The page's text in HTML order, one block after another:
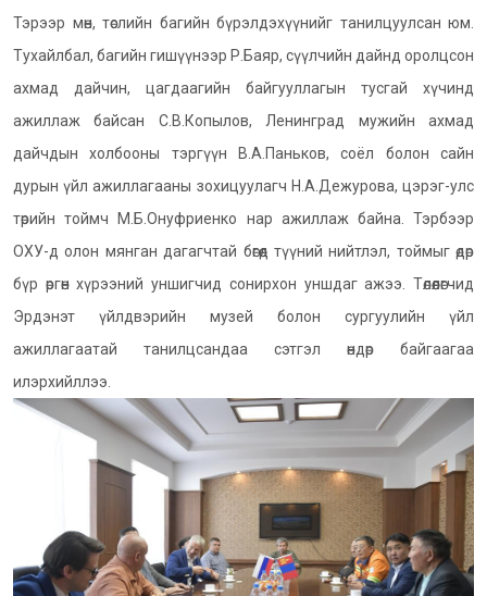
Тэрээр мөн, төслийн багийн бүрэлдэхүүнийг танилцуулсан юм.
Тухайлбал, багийн гишүүнээр Р.Баяр, сүүлчийн дайнд оролцсон
ахмад дайчин, цагдаагийн байгууллагын тусгай хүчинд
ажиллаж байсан С.В.Копылов, Ленинград мужийн ахмад
дайчдын холбооны тэргүүн В.А.Паньков, соёл болон сайн
дурын үйл ажиллагааны зохицуулагч Н.А.Дежурова, цэрэг-улс
төрийн тоймч М.Б.Онуфриенко нар ажиллаж байна. Тэрбээр
ОХУ-д олон мянган дагагчтай бөгөөд түүний нийтлэл, тоймыг өдөр
бүр өргөн хүрээний уншигчид сонирхон уншдаг ажээ. Төлөөлөгчид
Эрдэнэт үйлдвэрийн музей болон сургуулийн үйл
ажиллагаатай танилцсандаа сэтгэл өндөр байгаагаа
илэрхийллээ.